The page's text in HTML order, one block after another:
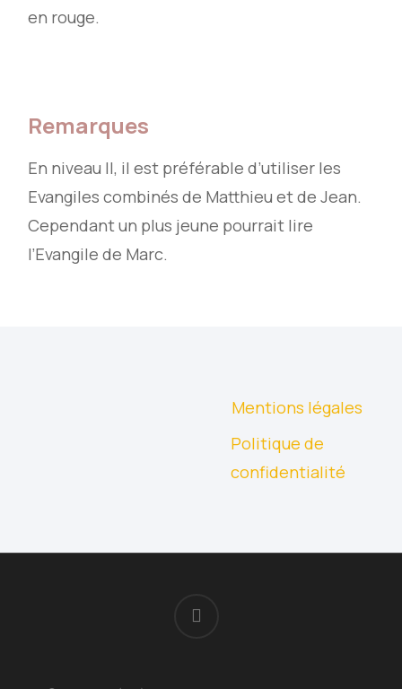
en rouge.
Remarques
En niveau II, il est préférable d’utiliser les
Evangiles combinés de Matthieu et de Jean.
Cependant un plus jeune pourrait lire
l’Evangile de Marc.
Mentions légales
Politique de
confidentialité